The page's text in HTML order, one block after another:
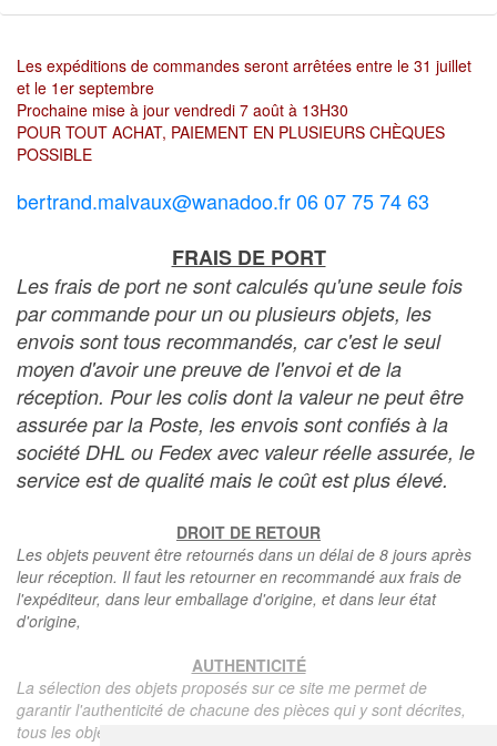
Les expéditions de commandes seront arrêtées entre le 31 juillet
et le 1er septembre
Prochaine mise à jour vendredi 7 août à 13H30
POUR TOUT ACHAT, PAIEMENT EN PLUSIEURS CHÈQUES
POSSIBLE
bertrand.malvaux@wanadoo.fr 06 07 75 74 63
FRAIS DE PORT
Les frais de port ne sont calculés qu'une seule fois
par commande pour un ou plusieurs objets, les
envois sont tous recommandés, car c'est le seul
moyen d'avoir une preuve de l'envoi et de la
réception. Pour les colis dont la valeur ne peut être
assurée par la Poste, les envois sont confiés à la
société DHL ou Fedex avec valeur réelle assurée, le
service est de qualité mais le coût est plus élevé.
DROIT DE RETOUR
Les objets peuvent être retournés dans un délai de 8 jours après
leur réception. Il faut les retourner en recommandé aux frais de
l'expéditeur, dans leur emballage d'origine, et dans leur état
d'origine,
AUTHENTICITÉ
La sélection des objets proposés sur ce site me permet de
garantir l'authenticité de chacune des pièces qui y sont décrites,
tous les objets proposés sont garantis d'époque et authentiques,